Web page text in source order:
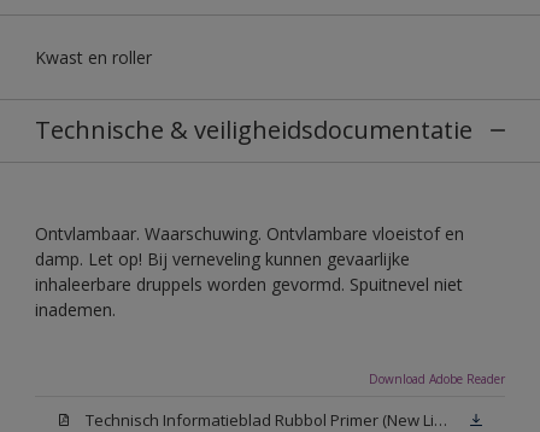
Kwast en roller
Technische & veiligheidsdocumentatie
Ontvlambaar. Waarschuwing. Ontvlambare vloeistof en
damp. Let op! Bij verneveling kunnen gevaarlijke
inhaleerbare druppels worden gevormd. Spuitnevel niet
inademen.
Download Adobe Reader
Technisch Informatieblad Rubbol Primer (New Livery) (PDF)